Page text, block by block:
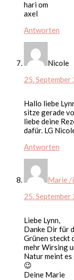
hari om
axel
Antworten
Nicole
25.
Hallo liebe
sitze gerade
liebe deine
dafür. LG
Antworten
Marie /
25.
Liebe Lynn,
Danke Dir für
Grünen steckt
mehr Wirsing
Natur meint es
😉
Deine Marie